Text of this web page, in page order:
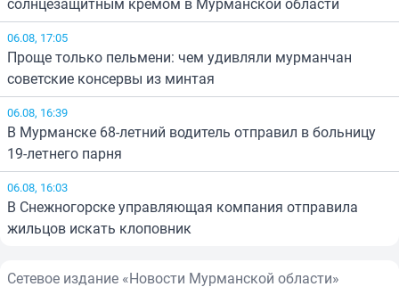
06.08, 17:05
Проще только пельмени: чем удивляли мурманчан
советские консервы из минтая
06.08, 16:39
В Мурманске 68-летний водитель отправил в больницу
19-летнего парня
06.08, 16:03
В Снежногорске управляющая компания отправила
жильцов искать клоповник
Сетевое издание «Новости Мурманской области»